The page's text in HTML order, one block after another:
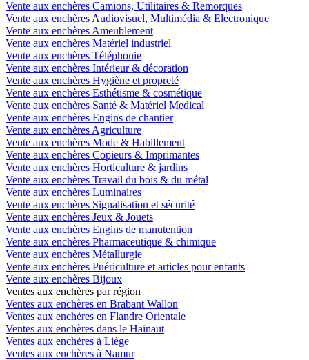
Vente aux enchères Camions, Utilitaires & Remorques
Vente aux enchères Audiovisuel, Multimédia & Electronique
Vente aux enchères Ameublement
Vente aux enchères Matériel industriel
Vente aux enchères Téléphonie
Vente aux enchères Intérieur & décoration
Vente aux enchères Hygiène et propreté
Vente aux enchères Esthétisme & cosmétique
Vente aux enchères Santé & Matériel Medical
Vente aux enchères Engins de chantier
Vente aux enchères Agriculture
Vente aux enchères Mode & Habillement
Vente aux enchères Copieurs & Imprimantes
Vente aux enchères Horticulture & jardins
Vente aux enchères Travail du bois & du métal
Vente aux enchères Luminaires
Vente aux enchères Signalisation et sécurité
Vente aux enchères Jeux & Jouets
Vente aux enchères Engins de manutention
Vente aux enchères Pharmaceutique & chimique
Vente aux enchères Métallurgie
Vente aux enchères Puériculture et articles pour enfants
Vente aux enchères Bijoux
Ventes aux enchères par région
Ventes aux enchères en Brabant Wallon
Ventes aux enchères en Flandre Orientale
Ventes aux enchères dans le Hainaut
Ventes aux enchères à Liège
Ventes aux enchères à Namur